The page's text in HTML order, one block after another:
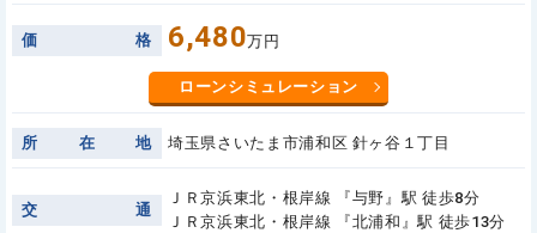
価 格 6,480万円
ローンシミュレーション
所 在 地 埼玉県さいたま市浦和区 針ヶ谷１丁目
交 通
ＪＲ京浜東北・根岸線 『与野』駅 徒歩8分
ＪＲ京浜東北・根岸線 『北浦和』駅 徒歩13分